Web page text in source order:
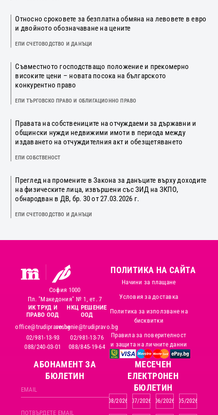
Относно сроковете за безплатна обмяна на левовете в евро
и двойното обозначаване на цените
ЕПИ СЧЕТОВОДСТВО И ДАНЪЦИ
Съвместното господстващо положение и прекомерно
високите цени – новата посока на българското
конкурентно право
ЕПИ ТЪРГОВСКО ПРАВО И ОБЛИГАЦИОННО ПРАВО
Правата на собствениците на отчуждаеми за държавни и
общински нужди недвижими имоти в периода между
издаването на отчуждителния акт и обезщетяването
ЕПИ СОБСТВЕНОСТ
Преглед на промените в Закона за данъците върху доходите
на физическите лица, извършени със ЗИД на ЗКПО,
обнародван в ДВ, бр. 30 от 27.03.2026 г.
ЕПИ СЧЕТОВОДСТВО И ДАНЪЦИ
София 1000
Пл. "Македония" № 1, ет. 7
ИК ТРУД И
ПРАВО ООД
office@trudipravo.bg
02/981-13-93
088/240-03-01
НКЦ РЕШЕНИЕ
ООД
reshenie@trudipravo.bg
02/981-13-76
088/845-19-64
ПОЛИТИКА НА САЙТА
Начини за плащане
Условия за доставка
Политика за използване на
бисквитки
Правила за поверителност
и защита на личните данни
АБОНАМЕНТ ЗА
БЮЛЕТИН
MЕСЕЧЕН
ЕЛЕКТРОНЕН
БЮЛЕТИН
08/2026 07/2026 06/2026 05/2026